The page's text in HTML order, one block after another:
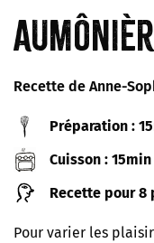
Recette de Anne-
Préparation :
Cuisson : 15min
Recette pour 8
Pour varier les